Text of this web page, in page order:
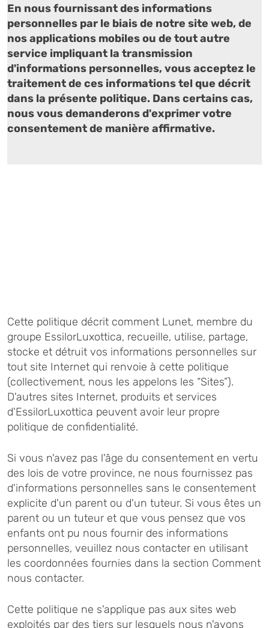
En nous fournissant des informations
personnelles par le biais de notre site web, de
nos applications mobiles ou de tout autre
service impliquant la transmission
d'informations personnelles, vous acceptez le
traitement de ces informations tel que décrit
dans la présente politique. Dans certains cas,
nous vous demanderons d'exprimer votre
consentement de manière affirmative.
Cette politique décrit comment Lunet, membre du
groupe EssilorLuxottica, recueille, utilise, partage,
stocke et détruit vos informations personnelles sur
tout site Internet qui renvoie à cette politique
(collectivement, nous les appelons les “Sites”).
D'autres sites Internet, produits et services
d'EssilorLuxottica peuvent avoir leur propre
politique de confidentialité.
Si vous n'avez pas l'âge du consentement en vertu
des lois de votre province, ne nous fournissez pas
d'informations personnelles sans le consentement
explicite d'un parent ou d'un tuteur. Si vous êtes un
parent ou un tuteur et que vous pensez que vos
enfants ont pu nous fournir des informations
personnelles, veuillez nous contacter en utilisant
les coordonnées fournies dans la section Comment
nous contacter.
Cette politique ne s'applique pas aux sites web
exploités par des tiers sur lesquels nous n'avons